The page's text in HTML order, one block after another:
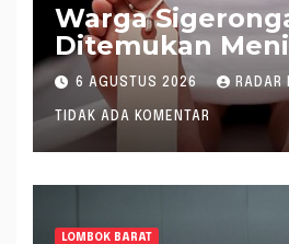
Warga
Ditemukan
saat Setrum
Sungai
6 AGUSTUS 2026 RADAR
TIDAK ADA KOMENTAR
LOMBOK BARAT